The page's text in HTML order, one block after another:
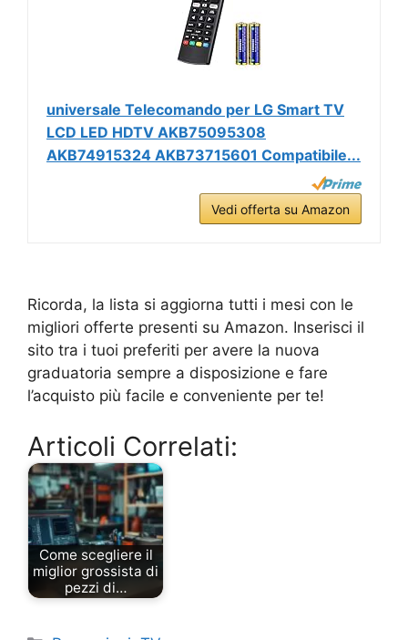
universale Telecomando per LG Smart TV
LCD LED HDTV AKB75095308
AKB74915324 AKB73715601 Compatibile...
Vedi offerta su Amazon
Ricorda, la lista si aggiorna tutti i mesi con le
migliori offerte presenti su Amazon. Inserisci il
sito tra i tuoi preferiti per avere la nuova
graduatoria sempre a disposizione e fare
l’acquisto più facile e conveniente per te!
Articoli Correlati:
Come scegliere il
miglior grossista di
pezzi di…